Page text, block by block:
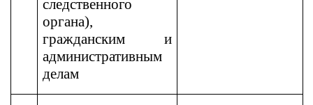
следственного
органа),
гражданским и
административным
делам